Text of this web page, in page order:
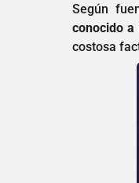
Según
conocido
costosa